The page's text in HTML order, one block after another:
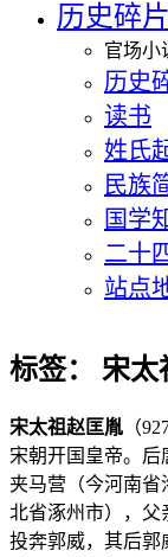
历史碎片
官场小
历史
读书
姓氏
民族
国学
二十
站点
标签： 宋太
宋太祖赵匡胤 （
宋朝开国皇帝。后
夹马营（今河南省
北省涿州市），父
投奔郭威，其后郭